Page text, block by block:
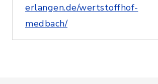
erlangen.de/wertstoffhof-
medbach/